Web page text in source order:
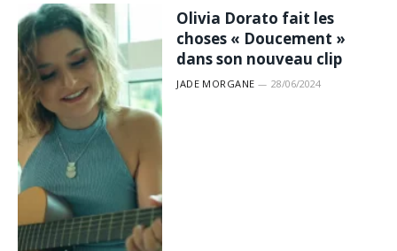
Olivia Dorato fait les
choses « Doucement »
dans son nouveau clip
JADE MORGANE 28/06/2024